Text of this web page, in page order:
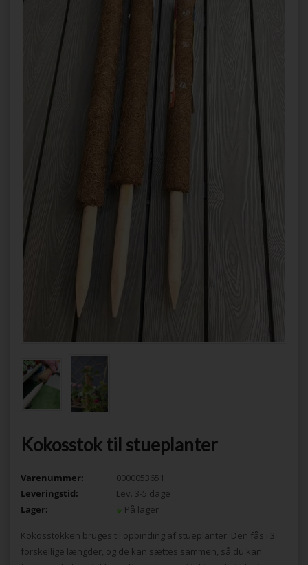
Kokosstok til stueplanter
Varenummer:
0000053651
Leveringstid:
Lev. 3-5 dage
Lager:
På lager
Kokosstokken bruges til opbinding af stueplanter. Den fås i 3
forskellige længder, og de kan sættes sammen, så du kan